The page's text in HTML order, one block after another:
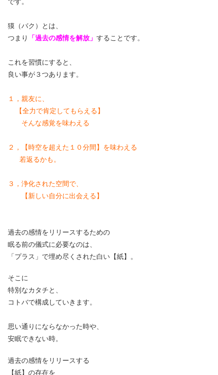
獏（バク）とは、
つまり
「過去の感情を解放」 することです。
これを習慣にすると、
良い事が３つあります。
１，親友に、
【全力で肯定してもらえる】
そんな感覚を味わえる
２，【時空を超えた１０分間】を味わえる
若返るかも。
３，浄化された空間で、
【新しい自分に出会える】
過去の感情をリリースするための
眠る前の儀式に必要なのは、
「プラス」で埋め尽くされた白い【紙】。
そこに
特別なカタチと、
コトバで構成していきます。
思い通りにならなかった時や、
安眠できない時。
過去の感情をリリースする
【紙】の存在を